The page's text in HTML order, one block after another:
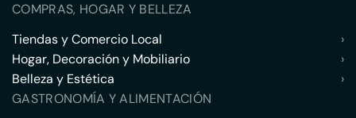
COMPRAS, HOGAR Y BELLEZA
Tiendas y Comercio Local
›
Hogar, Decoración y Mobiliario
›
Belleza y Estética
›
GASTRONOMÍA Y ALIMENTACIÓN